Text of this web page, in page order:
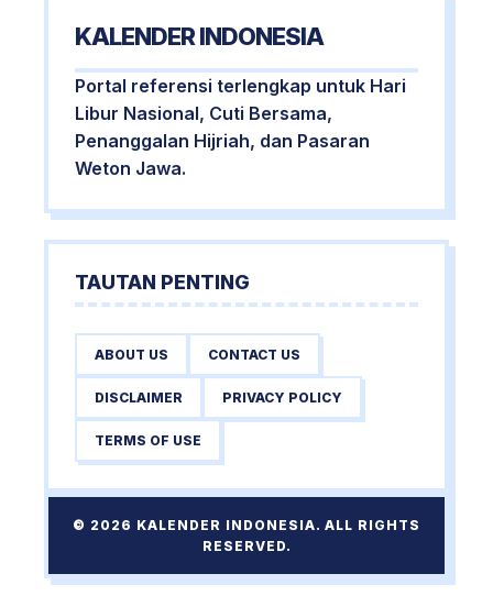
KALENDER INDONESIA
Portal referensi terlengkap untuk Hari
Libur Nasional, Cuti Bersama,
Penanggalan Hijriah, dan Pasaran
Weton Jawa.
TAUTAN PENTING
ABOUT US CONTACT US
DISCLAIMER PRIVACY POLICY
TERMS OF USE
© 2026 KALENDER INDONESIA. ALL RIGHTS
RESERVED.